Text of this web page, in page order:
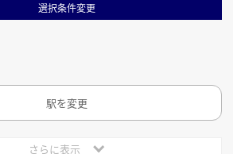
選択条件変更
駅を変更
さらに表示